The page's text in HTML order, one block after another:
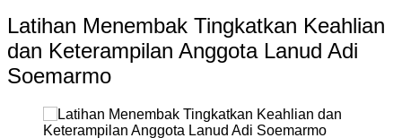
Latihan Menembak Tingkatkan Keahlian
dan Keterampilan Anggota Lanud Adi
Soemarmo